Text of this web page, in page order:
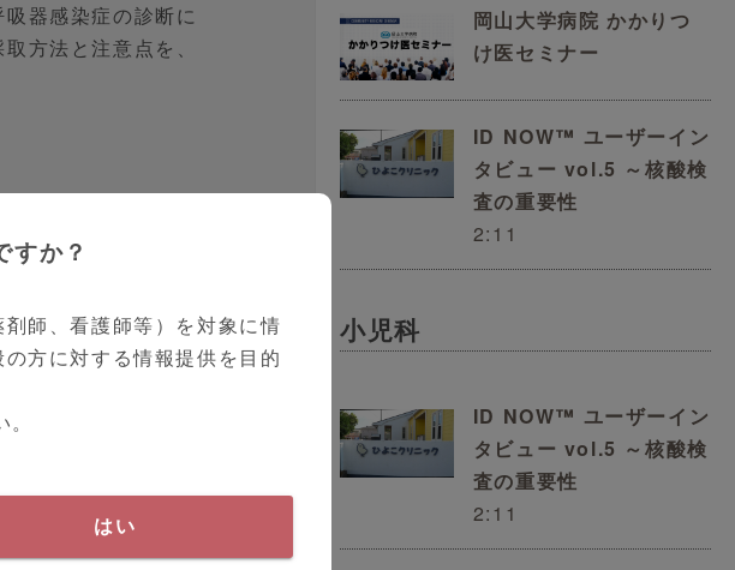
器感染症の診断に
方法と注意点を、
社
Equipment
岡山大学病院 かかりつ
け医セミナー
ID NOW™ ユーザーイン
タビュー vol.5 ～核酸検
査の重要性
2:11
小児科
ID NOW™ ユーザーイン
タビュー vol.5 ～核酸検
査の重要性
2:11
すか？
師、看護師等）を対象に情
方に対する情報提供を目的
はい